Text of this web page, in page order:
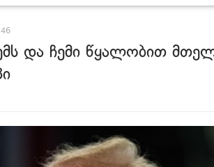
და ჩემი წყალობით